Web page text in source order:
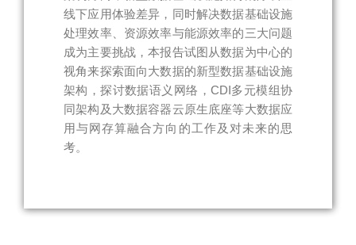
线下应用体验差异，同时解决数据基础设施
处理效率、资源效率与能源效率的三大问题
成为主要挑战，本报告试图从数据为中心的
视角来探索面向大数据的新型数据基础设施
架构，探讨数据语义网络，CDI多元模组协
同架构及大数据容器云原生底座等大数据应
用与网存算融合方向的工作及对未来的思
考。